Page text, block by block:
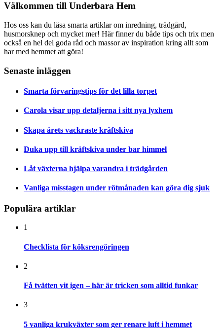
Välkommen till Underbara Hem
Hos oss kan du läsa smarta artiklar om inredning, trädgård,
husmorsknep och mycket mer! Här finner du både tips och trix men
också en hel del goda råd och massor av inspiration kring allt som
har med hemmet att göra!
Senaste inläggen
Smarta förvaringstips för det lilla torpet
Carola visar upp detaljerna i sitt nya lyxhem
Skapa årets vackraste kräftskiva
Duka upp till kräftskiva under bar himmel
Låt växterna hjälpa varandra i trädgården
Vanliga misstagen under rötmånaden kan göra dig sjuk
Populära artiklar
1
Checklista för köksrengöringen
2
Få tvätten vit igen – här är tricken som alltid funkar
3
5 vanliga krukväxter som ger renare luft i hemmet